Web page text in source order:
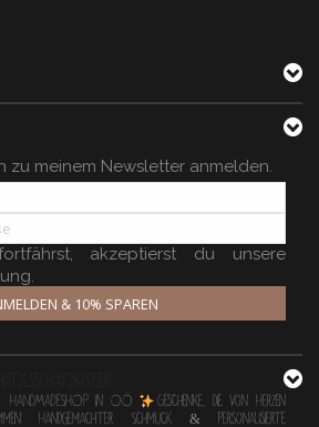
zu meinem Newsletter anmelden.
akzeptierst du unsere
& 10% SPAREN
HANDMADESHOP in OÖ
Geschenke, die von Herzen
Handgemachter Schmuck & personalisierte